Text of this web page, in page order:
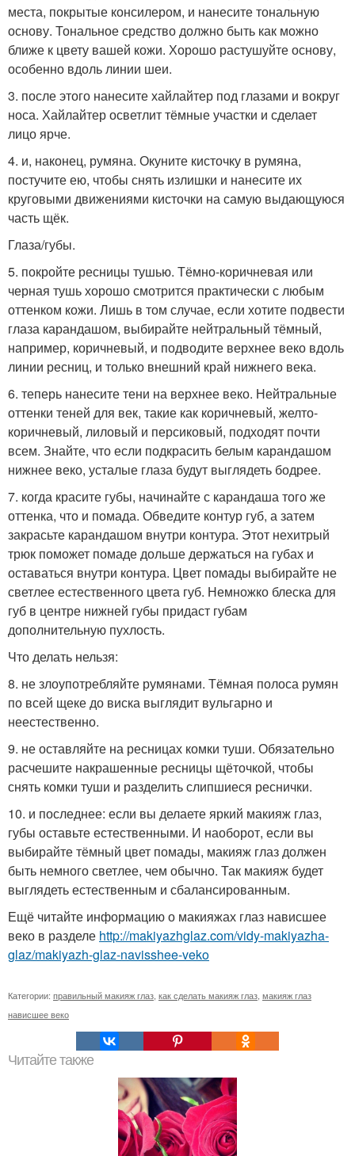
места, покрытые консилером, и нанесите тональную
основу. Тональное средство должно быть как можно
ближе к цвету вашей кожи. Хорошо растушуйте основу,
особенно вдоль линии шеи.
3. после этого нанесите хайлайтер под глазами и вокруг
носа. Хайлайтер осветлит тёмные участки и сделает
лицо ярче.
4. и, наконец, румяна. Окуните кисточку в румяна,
постучите ею, чтобы снять излишки и нанесите их
круговыми движениями кисточки на самую выдающуюся
часть щёк.
Глаза/губы.
5. покройте ресницы тушью. Тёмно-коричневая или
черная тушь хорошо смотрится практически с любым
оттенком кожи. Лишь в том случае, если хотите подвести
глаза карандашом, выбирайте нейтральный тёмный,
например, коричневый, и подводите верхнее веко вдоль
линии ресниц, и только внешний край нижнего века.
6. теперь нанесите тени на верхнее веко. Нейтральные
оттенки теней для век, такие как коричневый, желто-
коричневый, лиловый и персиковый, подходят почти
всем. Знайте, что если подкрасить белым карандашом
нижнее веко, усталые глаза будут выглядеть бодрее.
7. когда красите губы, начинайте с карандаша того же
оттенка, что и помада. Обведите контур губ, а затем
закрасьте карандашом внутри контура. Этот нехитрый
трюк поможет помаде дольше держаться на губах и
оставаться внутри контура. Цвет помады выбирайте не
светлее естественного цвета губ. Немножко блеска для
губ в центре нижней губы придаст губам
дополнительную пухлость.
Что делать нельзя:
8. не злоупотребляйте румянами. Тёмная полоса румян
по всей щеке до виска выглядит вульгарно и
неестественно.
9. не оставляйте на ресницах комки туши. Обязательно
расчешите накрашенные ресницы щёточкой, чтобы
снять комки туши и разделить слипшиеся реснички.
10. и последнее: если вы делаете яркий макияж глаз,
губы оставьте естественными. И наоборот, если вы
выбирайте тёмный цвет помады, макияж глаз должен
быть немного светлее, чем обычно. Так макияж будет
выглядеть естественным и сбалансированным.
Ещё читайте информацию о макияжах глаз нависшее
веко в разделе http://makiyazhglaz.com/vidy-makiyazha-
glaz/makiyazh-glaz-navisshee-veko
Категории: правильный макияж глаз как сделать макияж глаз макияж глаз
нависшее веко
Читайте также